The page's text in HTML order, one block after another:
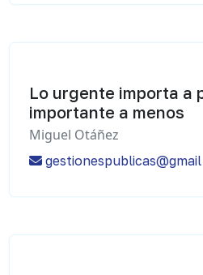
Lo urgente importa a
importante a menos
Miguel Otáñez